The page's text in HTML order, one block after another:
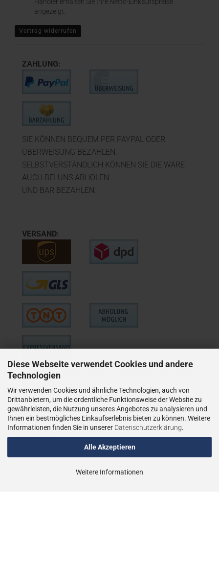
Diese Webseite verwendet Cookies und andere
Technologien
Wir verwenden Cookies und ähnliche Technologien, auch von
Drittanbietern, um die ordentliche Funktionsweise der Website zu
gewährleisten, die Nutzung unseres Angebotes zu analysieren und
Ihnen ein bestmögliches Einkaufserlebnis bieten zu können. Weitere
Informationen finden Sie in unserer Datenschutzerklärung.
Alle Akzeptieren
Weitere Informationen
angezeigt.
Vertrag widerrufen
ZAHLUNG:
SIE KÖNNEN BEQUEM PER PAYPAL ODER
ÜBERWEISUNG BEZAHLEN.
SELBSTVERSTÄNDLICH KÖNNEN SIE DIE WARE
AUCH BEI UNS ABHOLEN
UND BAR BEZAHLEN.
VERSAND:
WIE VERSENDEN NUR ALS VERSICHERTES PAKET,
BZW. BEI GRÖSSEREN
LIEFERUNGEN ALS VERSICHERTER
SPEDITIONSVERSAND.
LIEFERUNGEN AN PACKSTATIONEN SIND NICHT
MÖGLICH.